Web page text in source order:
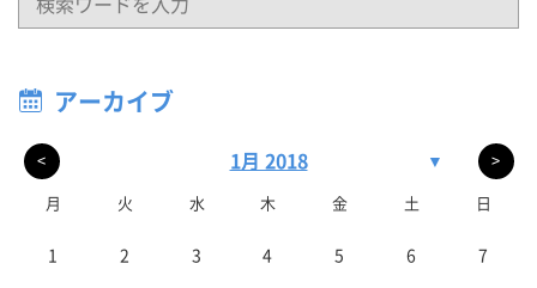
アーカイブ
< 1月 2018 ▼ >
月 火 水 木 金 土 日
1 2 3 4 5 6 7